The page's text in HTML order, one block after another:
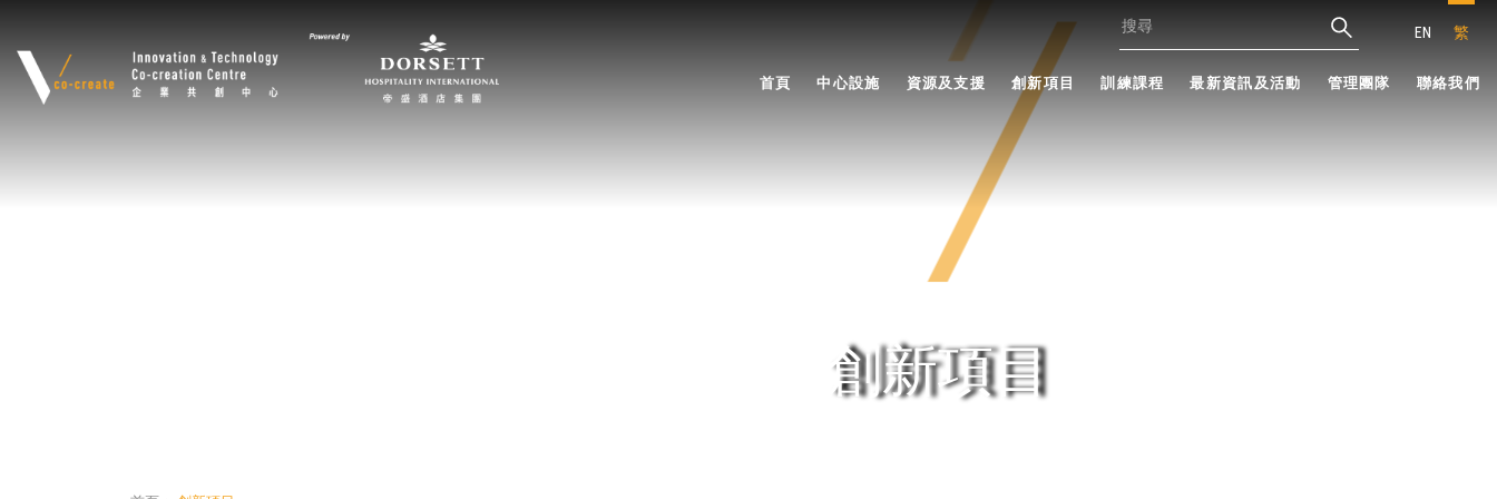
EN 繁
首頁 中心設施 資源及支援 創新項目 訓練課程 最新資訊及活動 管理團隊 聯絡我們
創新項目